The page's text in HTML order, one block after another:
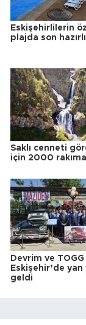
Eskişehirlilerin
plajda son
Saklı cenneti
için 2000 rakıma
Devrim ve TOGG
Eskişehir’de yan
geldi